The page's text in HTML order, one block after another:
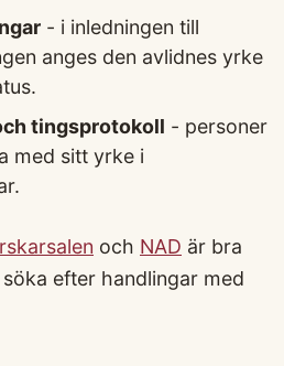
- i inledningen till
anges den avlidnes yrke
tingsprotokoll - personer
med sitt yrke i
och NAD är bra
efter handlingar med